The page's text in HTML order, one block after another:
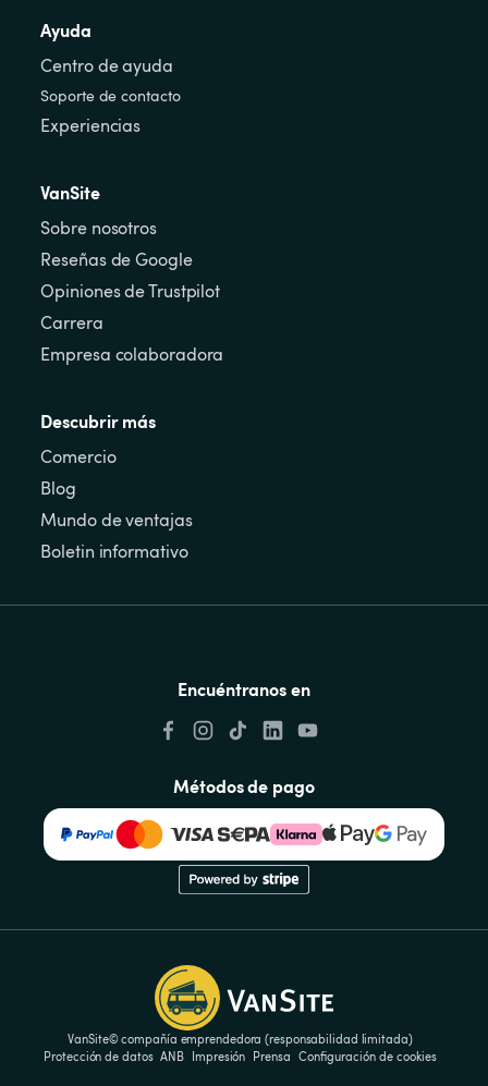
Ayuda
Centro de ayuda
Soporte de contacto
Experiencias
VanSite
Sobre nosotros
Reseñas de Google
Opiniones de Trustpilot
Carrera
Empresa colaboradora
Descubrir más
Comercio
Blog
Mundo de ventajas
Boletin informativo
Encuéntranos en
Métodos de pago
VanSite© compañía emprendedora (responsabilidad limitada)
Protección de datos ANB Impresión Prensa Configuración de cookies